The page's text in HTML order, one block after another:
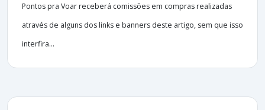
Pontos pra Voar receberá comissões em compras realizadas
através de alguns dos links e banners deste artigo, sem que isso
interfira...